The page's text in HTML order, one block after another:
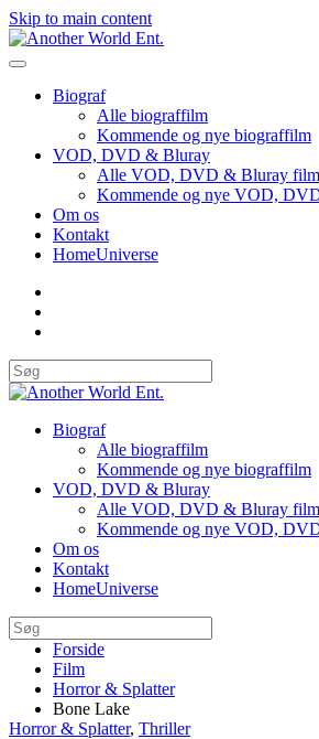
Skip to main content
Biograf
Alle biograffilm
Kommende og nye biograffilm
VOD, DVD & Bluray
Alle VOD, DVD & Bluray film
Kommende og nye VOD,
Om os
Kontakt
HomeUniverse
Biograf
Alle biograffilm
Kommende og nye biograffilm
VOD, DVD & Bluray
Alle VOD, DVD & Bluray film
Kommende og nye VOD,
Om os
Kontakt
HomeUniverse
Forside
Film
Horror & Splatter
Bone Lake
Horror & Splatter, Thriller